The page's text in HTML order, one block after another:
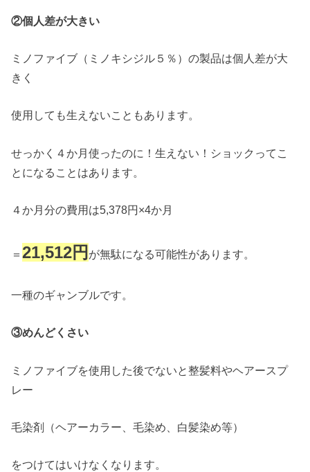
②個人差が大きい
ミノファイブ（ミノキシジル５％）の製品は個人差が大
きく
使用しても生えないこともあります。
せっかく４か月使ったのに！生えない！ショックってこ
とになることはあります。
４か月分の費用は5,378円×4か月
＝ 21,512円 が無駄になる可能性があります。
一種のギャンブルです。
③めんどくさい
ミノファイブを使用した後でないと整髪料やヘアースプ
レー
毛染剤（ヘアーカラー、毛染め、白髪染め等）
をつけてはいけなくなります。